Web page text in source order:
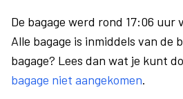
De bagage werd rond 17:06 uur
Alle bagage is inmiddels van de
bagage? Lees dan wat je kunt
bagage niet aangekomen.